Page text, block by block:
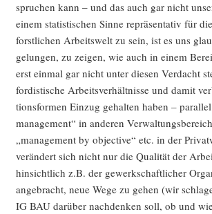
spru­chen kann – und das auch gar nicht
einem sta­tis­ti­schen Sin­ne reprä­sen­ta­tiv für
forst­li­chen Arbeits­welt zu sein, ist es uns
gelun­gen, zu zei­gen, wie auch in einem
erst ein­mal gar nicht unter die­sen Ver­dacht
for­dis­ti­sche Arbeits­ver­hält­nis­se und damit
ti­ons­for­men Ein­zug gehal­ten haben –
manage­ment“ in ande­ren
„manage­ment by objec­ti­ve“ etc. in der
ver­än­dert sich nicht nur die Qua­li­tät der
hin­sicht­lich z.B. der gewerk­schaft­li­cher
ange­bracht, neue Wege zu gehen (wir
IG BAU dar­über nach­den­ken soll, ob und